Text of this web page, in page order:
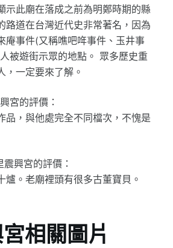
示此廟在落成之前為明鄭時期的縣
路道在台灣近代史非常著名，因為
庵事件(又稱噍吧哖事件、玉井事
被遊街示眾的地點。 眾多歷史重
，一定要來了解。
宮的評價：
品，與他處完全不同檔次，不愧是
興宮的評價：
爐。老廟裡頭有很多古董寶貝。
相關圖片